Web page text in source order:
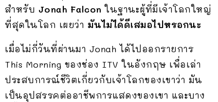
สำหรับ Jonah Falcon ในฐานะผู้ที่มีเจ้าโลกใหญ่
ที่สุดในโลก เผยว่า มันไม่ได้ดีเสมอไปหรอกนะ
เมื่อไม่กี่วันที่ผ่านมา Jonah ได้ไปออกรายการ
This Morning ของช่อง ITV ในอังกฤษ เพื่อเล่า
ประสบการณ์ชีวิตเกี่ยวกับเจ้าโลกของเขาว่า มัน
เป็นอุปสรรคต่ออาชีพการแสดงของเขา และบาง